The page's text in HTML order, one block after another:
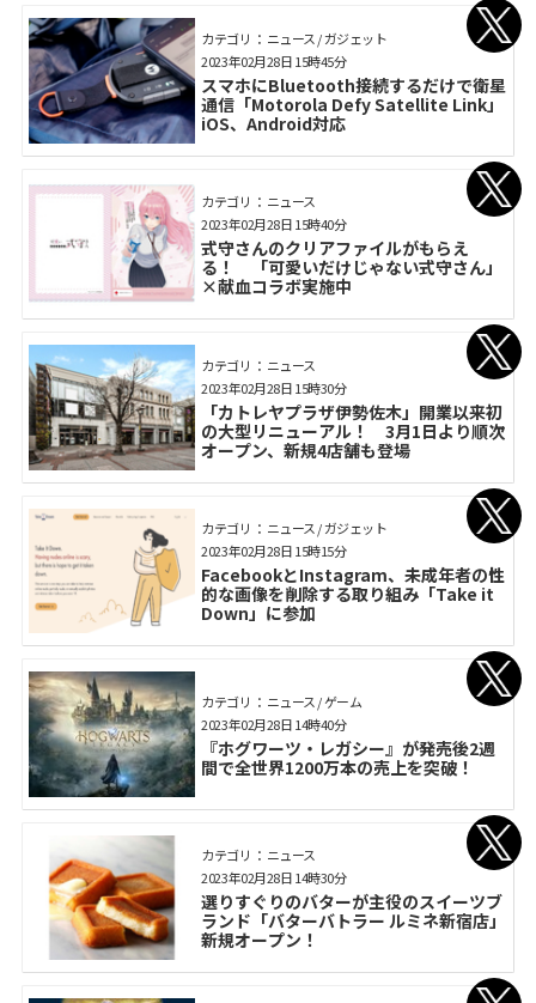
カテゴリ： ニュース / ガジェット
スマホにBluetooth接続するだけで衛星
通信「Motorola Defy Satellite Link」
iOS、Android対応
2023年02月28日 15時45分
カテゴリ： ニュース
式守さんのクリアファイルがもらえ
る！ 「可愛いだけじゃない式守さん」
×献血コラボ実施中
2023年02月28日 15時40分
カテゴリ： ニュース
「カトレヤプラザ伊勢佐木」開業以来初
の大型リニューアル！ 3月1日より順次
オープン、新規4店舗も登場
2023年02月28日 15時30分
カテゴリ： ニュース / ガジェット
FacebookとInstagram、未成年者の性
的な画像を削除する取り組み「Take it
Down」に参加
2023年02月28日 15時15分
カテゴリ： ニュース / ゲーム
『ホグワーツ・レガシー』が発売後2週
間で全世界1200万本の売上を突破！
2023年02月28日 14時40分
カテゴリ： ニュース
選りすぐりのバターが主役のスイーツブ
ランド「バターバトラー ルミネ新宿店」
新規オープン！
2023年02月28日 14時30分